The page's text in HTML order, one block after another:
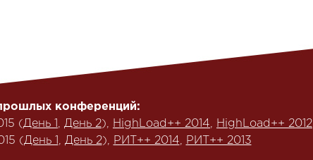
конференций:
(День 1 , День 2), HighLoad++ 2014, HighLoad++ 2012
(День 1 , День 2), РИТ++ 2014, РИТ++ 2013